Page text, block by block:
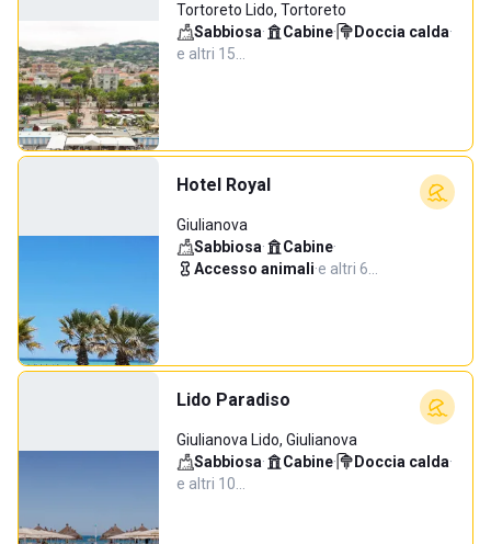
Tortoreto Lido, Tortoreto
Sabbiosa· Cabine· Doccia calda·
e altri 15…
Hotel Royal
Giulianova
Sabbiosa· Cabine·
Accesso animali·e altri 6…
Lido Paradiso
Giulianova Lido, Giulianova
Sabbiosa· Cabine· Doccia calda·
e altri 10…